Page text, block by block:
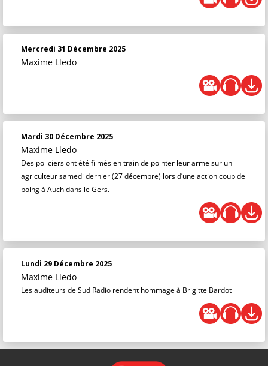
Mercredi 31 Décembre 2025
Maxime Lledo
Mardi 30 Décembre 2025
Maxime Lledo
Des policiers ont été filmés en train de pointer leur arme sur un
agriculteur samedi dernier (27 décembre) lors d’une action coup de
poing à Auch dans le Gers.
Lundi 29 Décembre 2025
Maxime Lledo
Les auditeurs de Sud Radio rendent hommage à Brigitte Bardot